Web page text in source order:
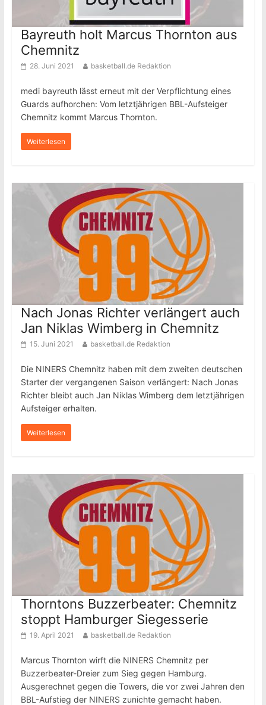
Bayreuth holt Marcus Thornton aus
Chemnitz
28. Juni 2021 basketball.de Redaktion
medi bayreuth lässt erneut mit der Verpflichtung eines
Guards aufhorchen: Vom letztjährigen BBL-Aufsteiger
Chemnitz kommt Marcus Thornton.
Weiterlesen
Nach Jonas Richter verlängert auch
Jan Niklas Wimberg in Chemnitz
15. Juni 2021 basketball.de Redaktion
Die NINERS Chemnitz haben mit dem zweiten deutschen
Starter der vergangenen Saison verlängert: Nach Jonas
Richter bleibt auch Jan Niklas Wimberg dem letztjährigen
Aufsteiger erhalten.
Weiterlesen
Thorntons Buzzerbeater: Chemnitz
stoppt Hamburger Siegesserie
19. April 2021 basketball.de Redaktion
Marcus Thornton wirft die NINERS Chemnitz per
Buzzerbeater-Dreier zum Sieg gegen Hamburg.
Ausgerechnet gegen die Towers, die vor zwei Jahren den
BBL-Aufstieg der NINERS zunichte gemacht haben.